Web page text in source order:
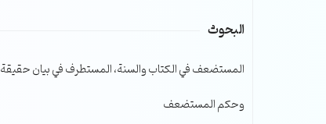
البحوث
المستضعف في الكتاب والسنة، المستطرف في بيان حقيقة
وحكم المستضعف